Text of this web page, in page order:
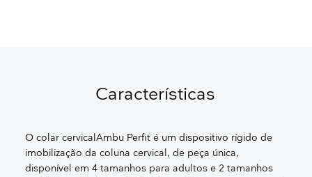
Características
O colar cervicalAmbu Perfit é um dispositivo rígido de
imobilização da coluna cervical, de peça única,
disponível em 4 tamanhos para adultos e 2 tamanhos